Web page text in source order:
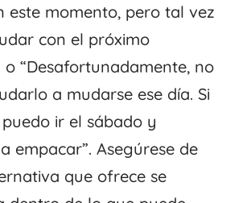
este momento, pero tal vez
con el próximo
o “Desafortunadamente, no
a mudarse ese día. Si
ir el sábado y
empacar”. Asegúrese de
que ofrece se